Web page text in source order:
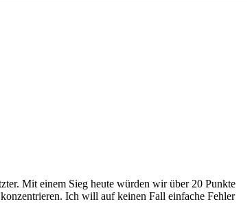
Mit einem Sieg heute würden wir über 20 Punkte
Ich will auf keinen Fall einfache Fehler